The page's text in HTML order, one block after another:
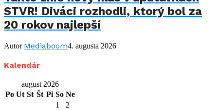
STVR! Diváci rozhodli, ktorý bol za
20 rokov najlepší
Autor Mediaboom4. augusta 2026
Kalendár
august 2026
Po Ut St Št Pi So Ne
1
2